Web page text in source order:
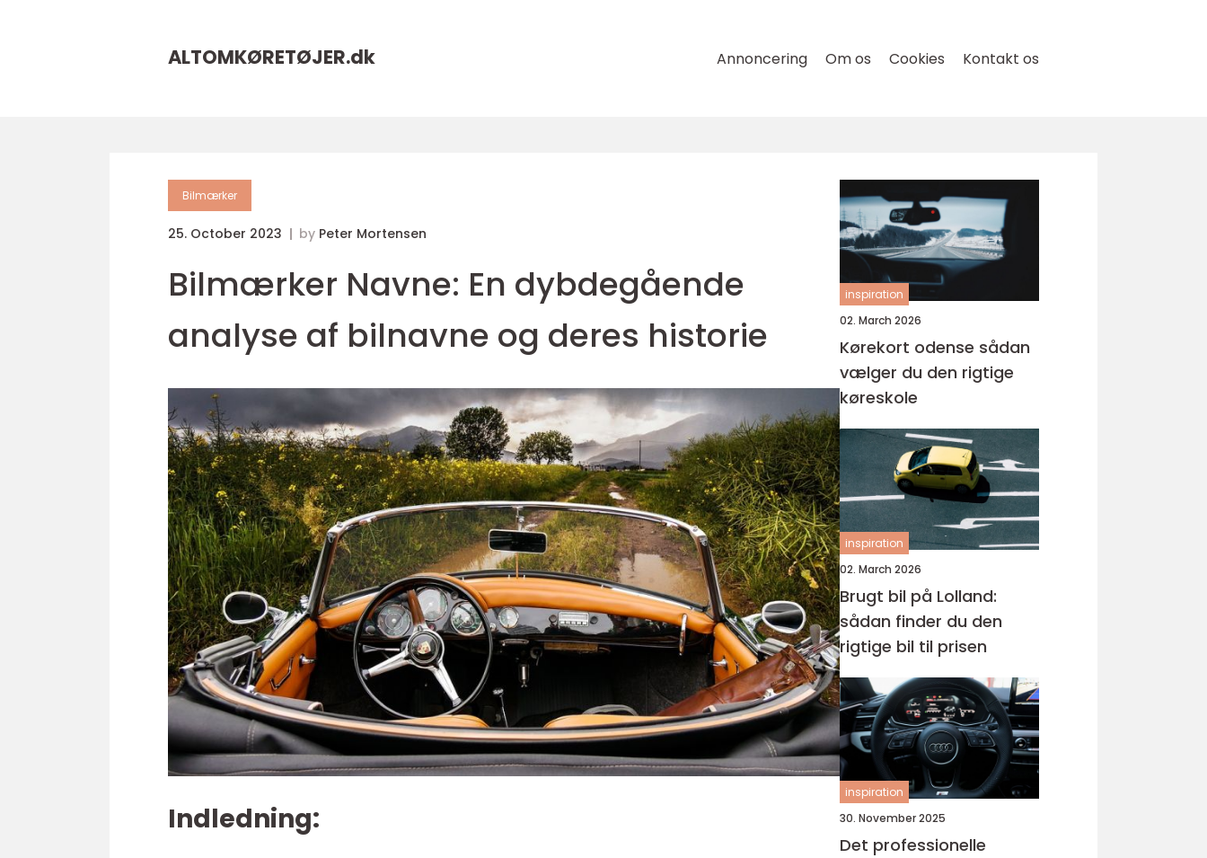
ALTOMKØRETØJER.dk Annoncering Om os Cookies Kontakt os
Bilmærker
25. October 2023 by Peter Mortensen
Bilmærker Navne: En dybdegående
analyse af bilnavne og deres historie
Indledning:
inspiration
02. March 2026
Kørekort odense sådan
vælger du den rigtige
køreskole
inspiration
02. March 2026
Brugt bil på Lolland:
sådan finder du den
rigtige bil til prisen
inspiration
30. November 2025
Det professionelle